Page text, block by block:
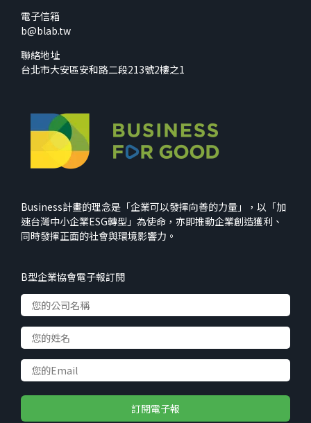
電子信箱
b@blab.tw
聯絡地址
台北市大安區安和路二段213號2樓之1
Business計畫的理念是「企業可以發揮向善的力量」，以「加
速台灣中小企業ESG轉型」為使命，亦即推動企業創造獲利、
同時發揮正面的社會與環境影響力。
B型企業協會電子報訂閱